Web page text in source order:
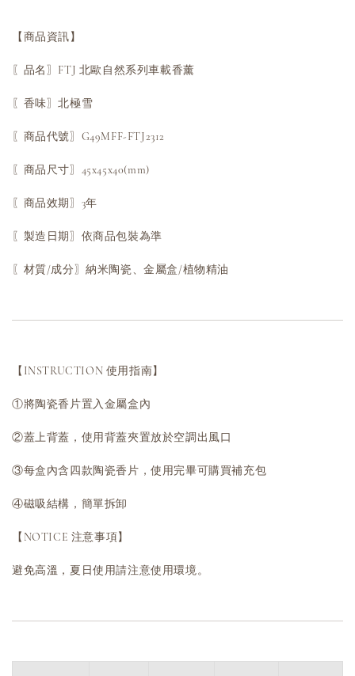
【商品資訊】
〖品名〗FTJ 北歐自然系列車載香薰
〖香味〗北極雪
〖商品代號〗G49MFF-FTJ2312
〖商品尺寸〗45x45x40(mm)
〖商品效期〗3年
〖製造日期〗依商品包裝為準
〖材質/成分〗納米陶瓷、金屬盒/植物精油
【INSTRUCTION 使用指南】
①將陶瓷香片置入金屬盒內
②蓋上背蓋，使用背蓋夾置放於空調出風口
③每盒內含四款陶瓷香片，使用完畢可購買補充包
④磁吸結構，簡單拆卸
【NOTICE 注意事項】
避免高溫，夏日使用請注意使用環境。